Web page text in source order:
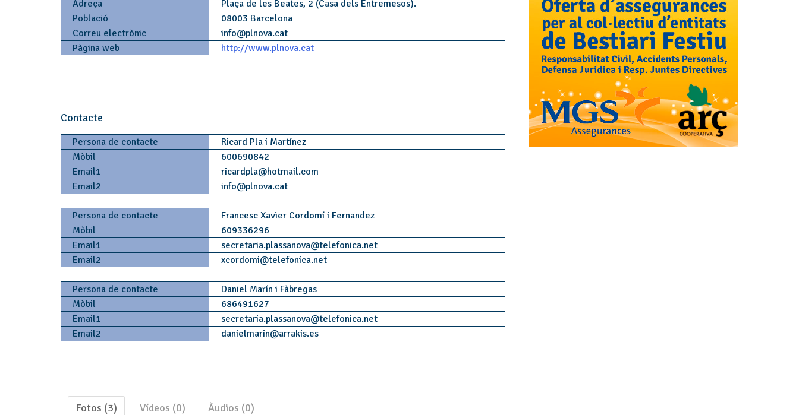
Adreça
Plaça de les Beates, 2 (Casa dels Entremesos).
Població
08003 Barcelona
Correu electrònic
info@plnova.cat
Pàgina web
http://www.plnova.cat
Contacte
Persona de contacte
Ricard Pla i Martínez
Mòbil
600690842
Email1
ricardpla@hotmail.com
Email2
info@plnova.cat
Persona de contacte
Francesc Xavier Cordomí i Fernandez
Mòbil
609336296
Email1
secretaria.plassanova@telefonica.net
Email2
xcordomi@telefonica.net
Persona de contacte
Daniel Marín i Fàbregas
Mòbil
686491627
Email1
secretaria.plassanova@telefonica.net
Email2
danielmarin@arrakis.es
Fotos (3) Vídeos (0) Àudios (0)